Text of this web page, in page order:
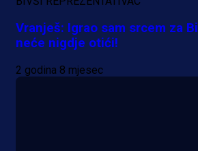
Vranješ: Igrao sam srcem za
neće nigdje otići!
2 godina 8 mjesec